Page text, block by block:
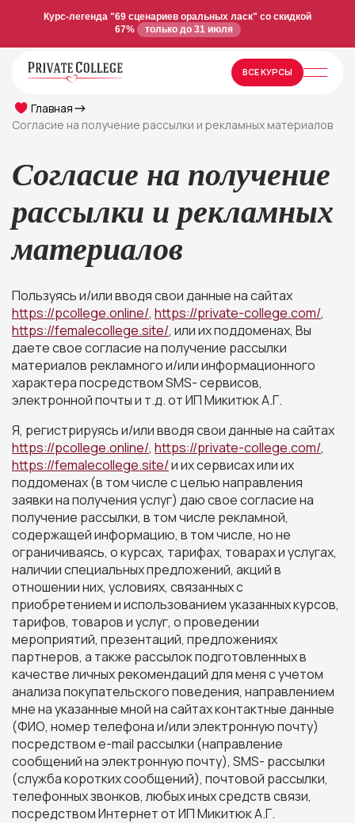
Курс-легенда "69 сценариев оральных ласк" со скидкой
67%
только до 31 июля
ВСЕ КУРСЫ
Главная
Согласие на получение рассылки и рекламных материалов
Согласие на получение
рассылки и рекламных
материалов
Пользуясь и/или вводя свои данные на сайтах
https://pcollege.online/, https://private-college.com/,
https://femalecollege.site/, или их поддоменах, Вы
даете свое согласие на получение рассылки
материалов рекламного и/или информационного
характера посредством SMS- сервисов,
электронной почты и т.д. от ИП Микитюк А.Г.
Я, регистрируясь и/или вводя свои данные на сайтах
https://pcollege.online/, https://private-college.com/,
https://femalecollege.site/и их сервисах или их
поддоменах (в том числе с целью направления
заявки на получения услуг) даю свое согласие на
получение рассылки, в том числе рекламной,
содержащей информацию, в том числе, но не
ограничиваясь, о курсах, тарифах, товарах и услугах,
наличии специальных предложений, акций в
отношении них, условиях, связанных с
приобретением и использованием указанных курсов,
тарифов, товаров и услуг, о проведении
мероприятий, презентаций, предложениях
партнеров, а также рассылок подготовленных в
качестве личных рекомендаций для меня с учетом
анализа покупательского поведения, направлением
мне на указанные мной на сайтах контактные данные
(ФИО, номер телефона и/или электронную почту)
посредством e-mail рассылки (направление
сообщений на электронную почту), SMS- рассылки
(служба коротких сообщений), почтовой рассылки,
телефонных звонков, любых иных средств связи,
посредством Интернет от ИП Микитюк А.Г.